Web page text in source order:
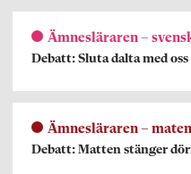
Ämnesläraren –
Debatt: Sluta dalta med oss
Ämnesläraren –
Debatt: Matten stänger